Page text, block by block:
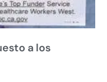
a los